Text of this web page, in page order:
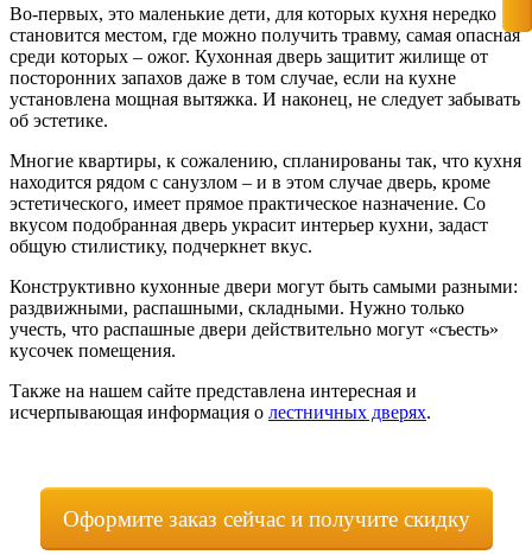
Во-первых, это маленькие дети, для которых кухня нередко
становится местом, где можно получить травму, самая опасная
среди которых – ожог. Кухонная дверь защитит жилище от
посторонних запахов даже в том случае, если на кухне
установлена мощная вытяжка. И наконец, не следует забывать
об эстетике.
Многие квартиры, к сожалению, спланированы так, что кухня
находится рядом с санузлом – и в этом случае дверь, кроме
эстетического, имеет прямое практическое назначение. Со
вкусом подобранная дверь украсит интерьер кухни, задаст
общую стилистику, подчеркнет вкус.
Конструктивно кухонные двери могут быть самыми разными:
раздвижными, распашными, складными. Нужно только
учесть, что распашные двери действительно могут «съесть»
кусочек помещения.
Также на нашем сайте представлена интересная и
исчерпывающая информация о лестничных дверях.
Оформите заказ сейчас и получите скидку